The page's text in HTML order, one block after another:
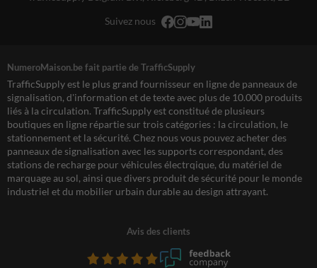
Suivez nous
NumeroMaison.be fait partie de TrafficSupply
TrafficSupply est le plus grand fournisseur en ligne de panneaux de
signalisation, d'information et de texte avec plus de 10.000 produits
liés à la circulation. TrafficSupply est constitué de plusieurs
boutiques en ligne répartie sur trois catégories : la circulation, le
stationnement et la sécurité. Chez nous vous pouvez acheter des
panneaux de signalisation avec les supports correspondant, des
stations de recharge pour véhicules électrqique, du matériel de
marquage au sol, ainsi que divers produit de sécurité pour le monde
industriel et du mobilier urbain durable au design attrayant.
Avis des clients